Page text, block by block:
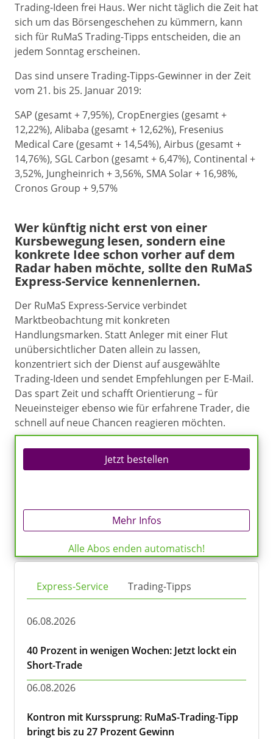
Trading-Ideen frei Haus. Wer nicht täglich die Zeit hat
sich um das Börsengeschehen zu kümmern, kann
sich für RuMaS Trading-Tipps entscheiden, die an
jedem Sonntag erscheinen.
Das sind unsere Trading-Tipps-Gewinner in der Zeit
vom 21. bis 25. Januar 2019:
SAP (gesamt + 7,95%), CropEnergies (gesamt +
12,22%), Alibaba (gesamt + 12,62%), Fresenius
Medical Care (gesamt + 14,54%), Airbus (gesamt +
14,76%), SGL Carbon (gesamt + 6,47%), Continental +
3,52%, Jungheinrich + 3,56%, SMA Solar + 16,98%,
Cronos Group + 9,57%
Wer künftig nicht erst von einer
Kursbewegung lesen, sondern eine
konkrete Idee schon vorher auf dem
Radar haben möchte, sollte den RuMaS
Express-Service kennenlernen.
Der RuMaS Express-Service verbindet
Marktbeobachtung mit konkreten
Handlungsmarken. Statt Anleger mit einer Flut
unübersichtlicher Daten allein zu lassen,
konzentriert sich der Dienst auf ausgewählte
Trading-Ideen und sendet Empfehlungen per E-Mail.
Das spart Zeit und schafft Orientierung – für
Neueinsteiger ebenso wie für erfahrene Trader, die
schnell auf neue Chancen reagieren möchten.
Jetzt bestellen
Mehr Infos
Alle Abos enden automatisch!
Express-Service Trading-Tipps
06.08.2026
40 Prozent in wenigen Wochen: Jetzt lockt ein
Short-Trade
06.08.2026
Kontron mit Kurssprung: RuMaS-Trading-Tipp
bringt bis zu 27 Prozent Gewinn